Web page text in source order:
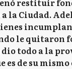
restituir
la Ciudad.
le quitaron
dio todo a la
es de su